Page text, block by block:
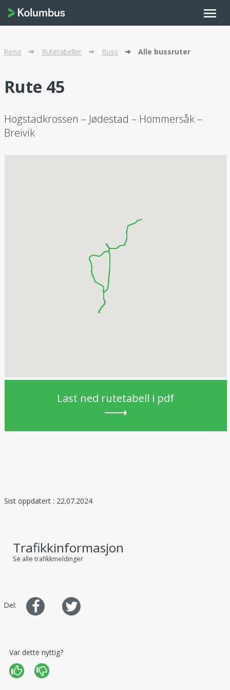
menu
Reise Rutetabeller Buss Alle bussruter
Rute 45
Hogstadkrossen – Jødestad – Hommersåk –
Breivik
Last ned rutetabell i pdf
Sist oppdatert : 22.07.2024
Trafikkinformasjon
Se alle trafikkmeldinger
Del:
på
på
Var dette nyttig?